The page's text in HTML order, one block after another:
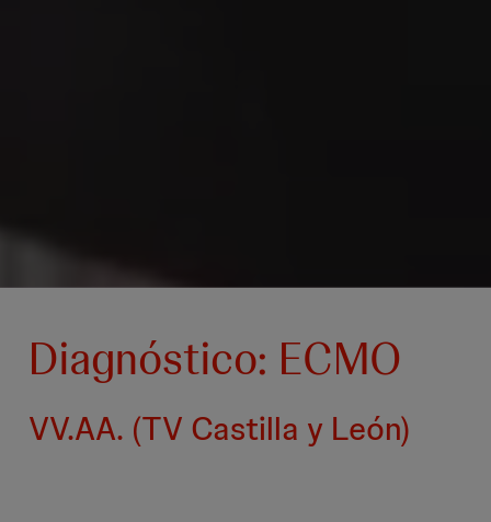
Diagnóstico: ECMO
VV.AA. (TV Castilla y León)